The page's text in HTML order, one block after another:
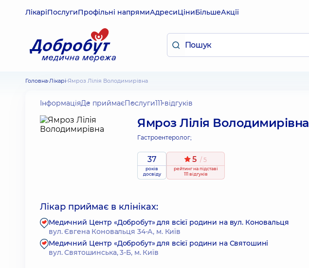
ЛікаріПослугиПрофільні напрямиАдресиЦіниБільшеАкції
Головна Лікарі Ямроз Лілія Володимирівна
ІнформаціяДе приймаєПослуги111 відгуків
Ямроз Лілія Володимирівна
Гастроентеролог;
37
років
досвіду
5 / 5
рейтингна підставі
111 відгуків
Лікар приймає в клініках:
Медичний Центр «Добробут» для всієї родини на вул. Коновальця
вул. Євгена Коновальця 34-А, м. Київ
Медичний Центр «Добробут» для всієї родини на Святошині
вул. Святошинська, 3-Б, м. Київ